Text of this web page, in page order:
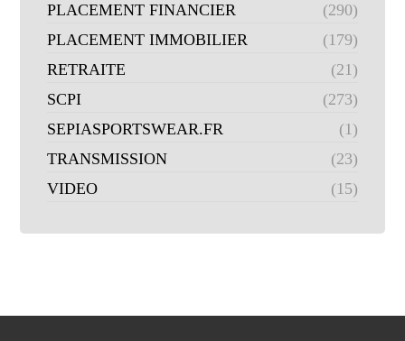
PLACEMENT FINANCIER
(290)
PLACEMENT IMMOBILIER
(179)
RETRAITE
(21)
SCPI
(273)
SEPIASPORTSWEAR.FR
(1)
TRANSMISSION
(23)
VIDEO
(15)